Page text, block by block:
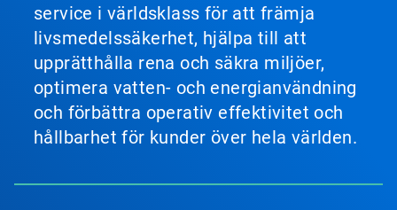
service i världsklass för att främja
livsmedelssäkerhet, hjälpa till att
upprätthålla rena och säkra miljöer,
optimera vatten- och energianvändning
och förbättra operativ effektivitet och
hållbarhet för kunder över hela världen.